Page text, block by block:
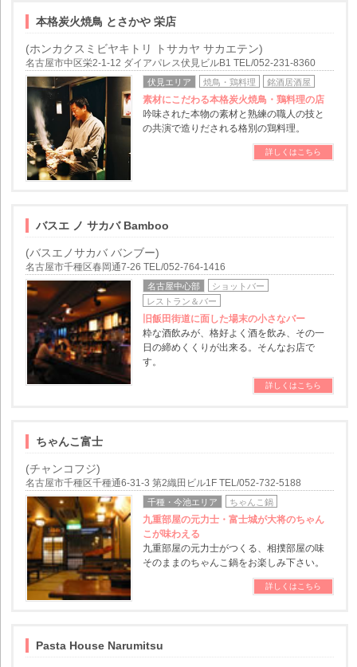
本格炭火焼鳥 とさかや 栄店
(ホンカクスミビヤキトリ トサカヤ サカエテン)
名古屋市中区栄2-1-12 ダイアパレス伏見ビルB1 TEL/052-231-8360
伏見エリア 焼鳥・鶏料理 銘酒居酒屋
素材にこだわる本格炭火焼鳥・鶏料理の店
吟味された本物の素材と熟練の職人の技と
の共演で造りだされる格別の鶏料理。
詳しくはこちら
バスエ ノ サカバ Bamboo
(バスエノサカバ バンブー)
名古屋市千種区春岡通7-26 TEL/052-764-1416
名古屋中心部
ショットバー
レストラン＆バー
旧飯田街道に面した場末の小さなバー
粋な酒飲みが、格好よく酒を飲み、その一
日の締めくくりが出来る。そんなお店で
す。
詳しくはこちら
ちゃんこ富士
(チャンコフジ)
名古屋市千種区千種通6-31-3 第2織田ビル1F TEL/052-732-5188
千種・今池エリア ちゃんこ鍋
九重部屋の元力士・富士城が大将のちゃん
こが味わえる
九重部屋の元力士がつくる、相撲部屋の味
そのままのちゃんこ鍋をお楽しみ下さい。
詳しくはこちら
Pasta House Narumitsu